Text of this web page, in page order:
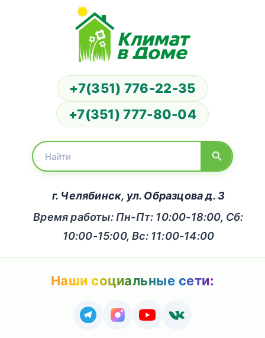
+7(351) 776-22-35
+7(351) 777-80-04
г. Челябинск, ул. Образцова д. 3
Время работы: Пн-Пт: 10:00-18:00, Сб:
10:00-15:00, Вс: 11:00-14:00
Наши социальные сети: